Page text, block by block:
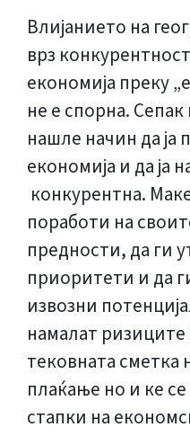
Влијанието на
врз
економија преку
не е спорна.
нашле начин да ја
економија и да ја
конкурентна.
поработи на
предности, да ги
приоритети и да
извозни
намалат
тековната сметка
плаќање но и ке
стапки на